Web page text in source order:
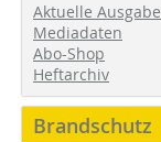
Aktuelle Ausgabe
Mediadaten
Abo-Shop
Heftarchiv
Brandschutz